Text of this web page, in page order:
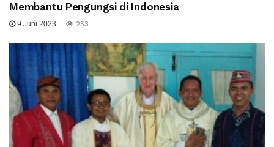
Membantu Pengungsi di Indonesia
9 Juni 2023 253